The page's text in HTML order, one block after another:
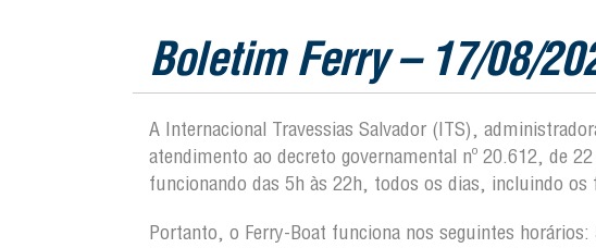
Boletim Ferry – 17/08/
A Internacional Travessias Salvador (ITS),
atendimento ao decreto governamental nº 20.612, de
funcionando das 5h às 22h, todos os dias, incluindo os
Portanto, o Ferry-Boat funciona nos seguintes